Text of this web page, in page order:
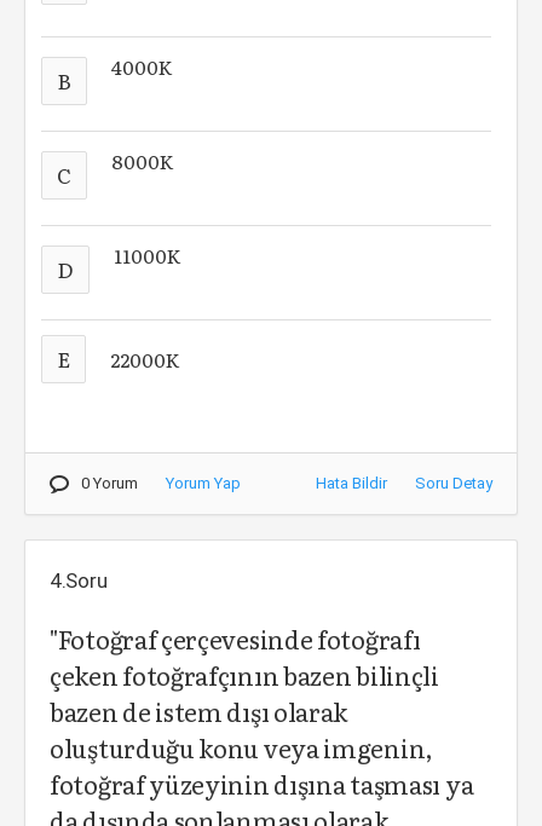
B 4000K
C 8000K
D 11000K
E 22000K
0 Yorum Yorum Yap Hata Bildir Soru Detay
4.Soru
"Fotoğraf çerçevesinde fotoğrafı
çeken fotoğrafçının bazen bilinçli
bazen de istem dışı olarak
oluşturduğu konu veya imgenin,
fotoğraf yüzeyinin dışına taşması ya